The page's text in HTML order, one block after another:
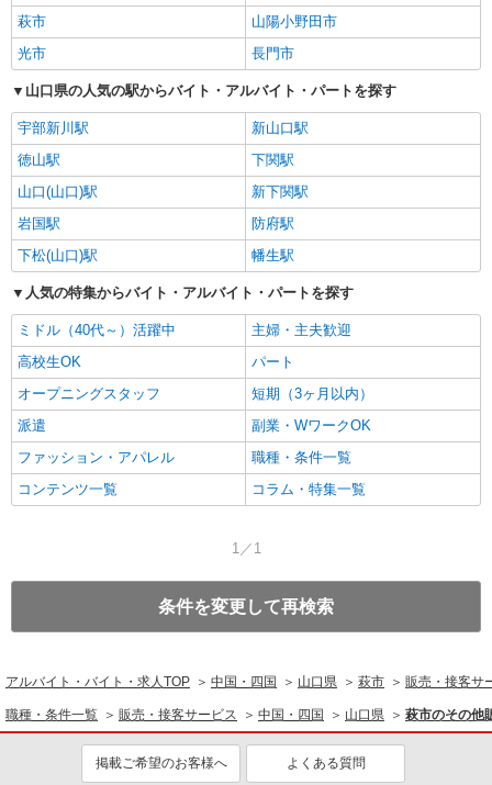
萩市
山陽小野田市
光市
長門市
山口県の人気の駅からバイト・アルバイト・パートを探す
宇部新川駅
新山口駅
徳山駅
下関駅
山口(山口)駅
新下関駅
岩国駅
防府駅
下松(山口)駅
幡生駅
人気の特集からバイト・アルバイト・パートを探す
ミドル（40代～）活躍中
主婦・主夫歓迎
高校生OK
パート
オープニングスタッフ
短期（3ヶ月以内）
派遣
副業・WワークOK
ファッション・アパレル
職種・条件一覧
コンテンツ一覧
コラム・特集一覧
1／1
条件を変更して再検索
アルバイト・バイト・求人TOP 中国・四国 山口県 萩市 販売・接客サ
職種・条件一覧 販売・接客サービス 中国・四国 山口県 萩市のその他
掲載ご希望のお客様へ よくある質問